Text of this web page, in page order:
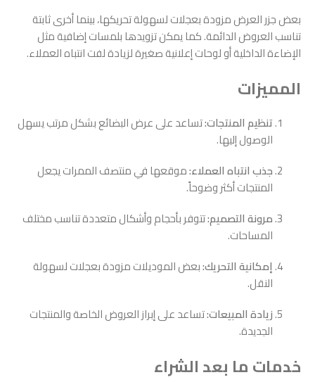
بعض جزر العرض مزودة بعجلات لسهولة تحريكها، بينما أخرى ثابتة
تناسب العروض الدائمة. كما يمكن تزويدها بلمسات إضافية مثل
الإضاءة الداخلية أو لوحات إعلانية صغيرة لزيادة لفت انتباه العملاء.
المميزات
تنظيم المنتجات:تساعد على عرض البضائع بشكل مرتب يسهل
الوصول إليها.
جذب انتباه العملاء:موقعها في منتصف الممرات يجعل
المنتجات أكثر وضوحاً.
مرونة التصميم:تتوفر بأحجام وأشكال متعددة تناسب مختلف
المساحات.
إمكانية التحريك:بعض الموديلات مزودة بعجلات لسهولة
النقل.
زيادة المبيعات:تساعد على إبراز العروض الخاصة والمنتجات
الجديدة.
خدمات ما بعد الشراء